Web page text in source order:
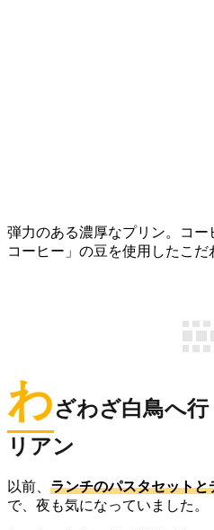
弾力のある濃厚なプリン。コ
コーヒー」の豆を使用したこだ
わざわざ白鳥へ
リアン
以前、 ランチのパスタセット
で、夜も気になっていました。